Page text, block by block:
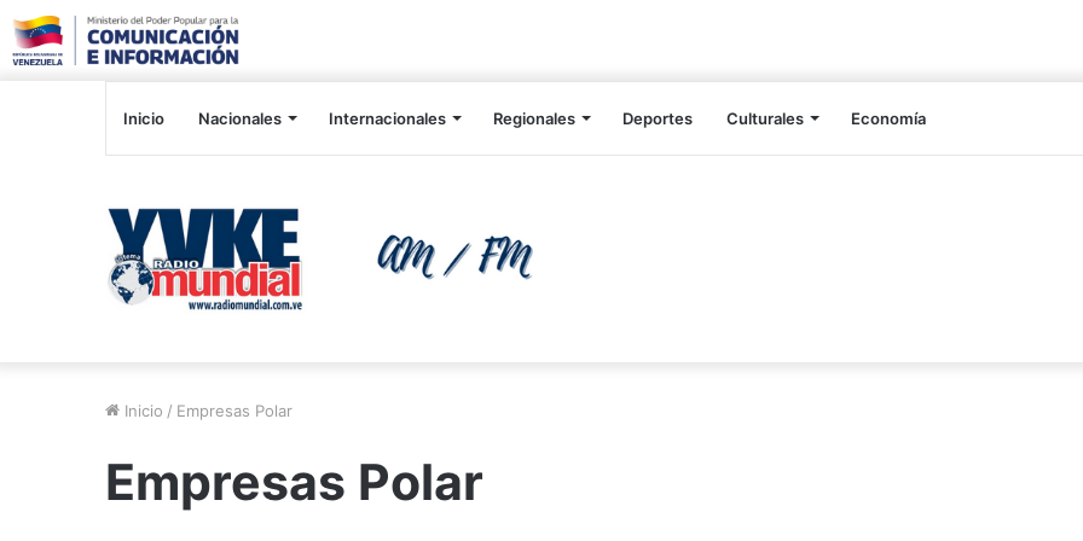
Inicio Nacionales Internacionales Regionales Deportes Culturales Economía
Inicio / Empresas Polar
Empresas Polar